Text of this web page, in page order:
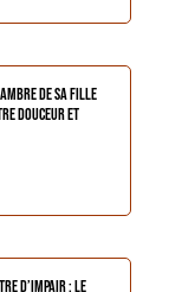
de sa fille
douceur et
d’impair : le